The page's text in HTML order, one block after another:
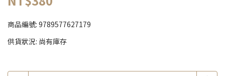
商品編號: 9789577627179
供貨狀況: 尚有庫存